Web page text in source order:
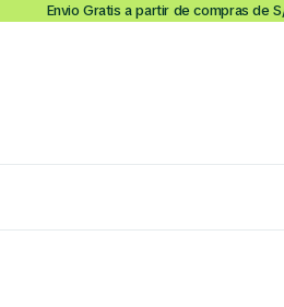
Envio Gratis a partir de compras de